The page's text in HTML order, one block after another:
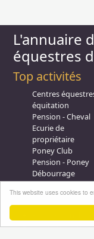
This website uses cookies to
L'annuaire
équestres
Top activités
Centres
équitation
Pension - Cheval
Ecurie de
propriétaire
Poney Club
Pension - Poney
Débourrage
Elevage
Plus d'infos
Professionnel
Nous contacter